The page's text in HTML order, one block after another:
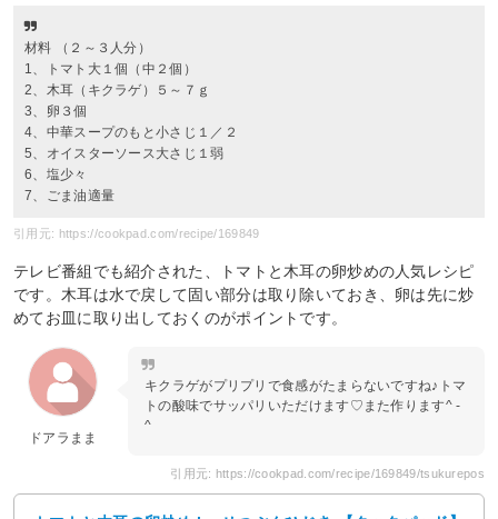
材料 （２～３人分）
1、トマト大１個（中２個）
2、木耳（キクラゲ）５～７ｇ
3、卵３個
4、中華スープのもと小さじ１／２
5、オイスターソース大さじ１弱
6、塩少々
7、ごま油適量
引用元: https://cookpad.com/recipe/169849
テレビ番組でも紹介された、トマトと木耳の卵炒めの人気レシピ
です。木耳は水で戻して固い部分は取り除いておき、卵は先に炒
めてお皿に取り出しておくのがポイントです。
ドアラまま
キクラゲがプリプリで食感がたまらないですね♪トマ
トの酸味でサッパリいただけます♡また作ります^ -
^
引用元: https://cookpad.com/recipe/169849/tsukurepos